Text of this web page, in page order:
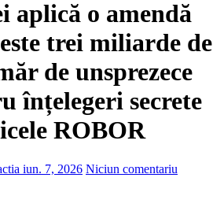
aplică o amendă
trei miliarde de
de unsprezece
înțelegeri secrete
ROBOR
iun. 7, 2026 Niciun comentariu